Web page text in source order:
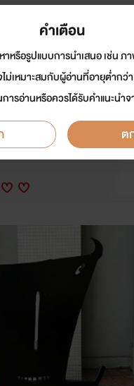
ย อีบุ๊ก การ์ตูน ด
ำให้ผมมีแฟนเป็นผู้
คำเตือน
าหรือรูปแบบการนำเสนอ เช่น ภ
ม่เหมาะสมกับผู้อ่านที่อายุต่ำกว่
ารอ่านหรือควรได้รับคำแนะนำ
ต